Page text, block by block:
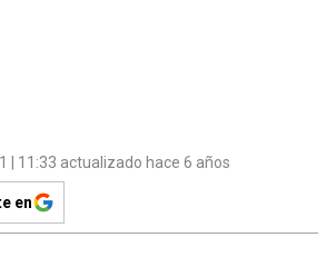
| 11:33 actualizado hace 6 años
en